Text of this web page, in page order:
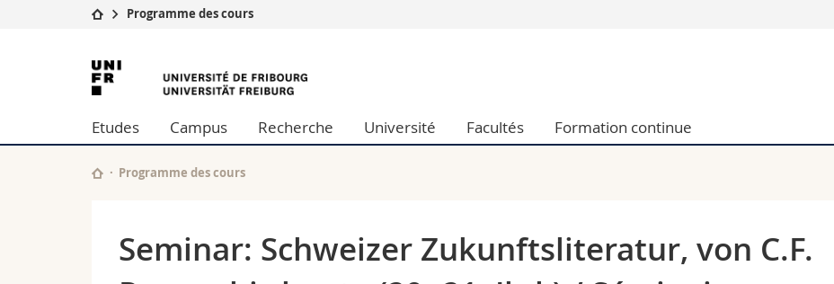
Université
Recherche
Université
Formation continue
Sciences économiques et sociales et management
Lettres et sciences humaines
Chercheurs
Programme des cours
Université
de
Fribourg
Etudes Campus Recherche Université Facultés Formation continue
Programme des cours
Seminar: Schweizer Zukunftsliteratur, von C.F.